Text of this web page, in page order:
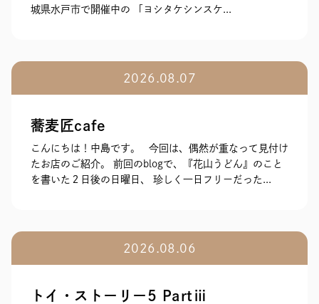
城県水戸市で開催中の 「ヨシタケシンスケ...
2026.08.07
蕎麦匠cafe
こんにちは！中島です。 今回は、偶然が重なって見付け
たお店のご紹介。 前回のblogで、『花山うどん』のこと
を書いた２日後の日曜日、 珍しく一日フリーだった...
2026.08.06
トイ・ストーリー5 Partⅲ